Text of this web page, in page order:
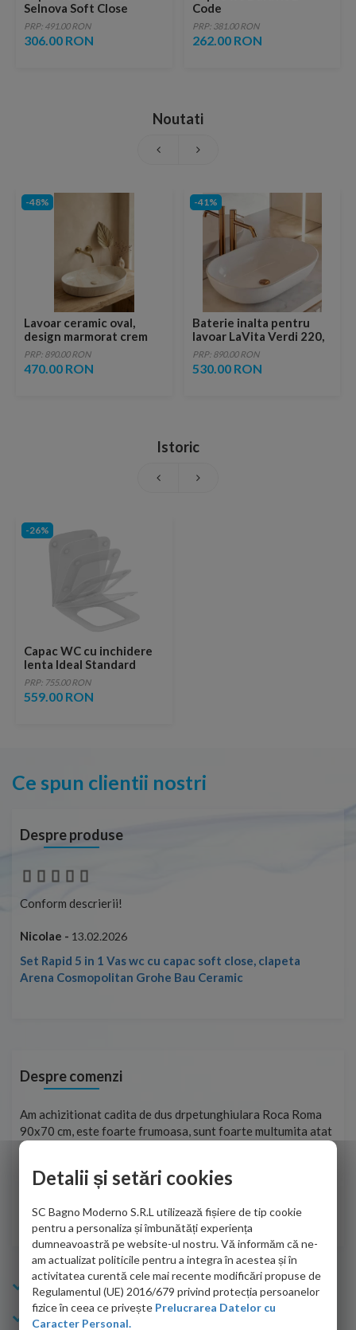
Selnova Soft Close
PRP: 491.00 RON
306.00 RON
Code
PRP: 381.00 RON
262.00 RON
Noutati
-48%
Lavoar ceramic oval,
design marmorat crem
lucios cu vene aurii,
ventil inclus
PRP: 890.00 RON
470.00 RON
-41%
Baterie inalta pentru
lavoar LaVita Verdi 220,
fara ventil, brushed
copper
PRP: 890.00 RON
530.00 RON
Istoric
-26%
Capac WC cu inchidere
lenta Ideal Standard
Blend Cube slim alb
lucios
PRP: 755.00 RON
559.00 RON
Ce spun clientii nostri
Despre produse
Conform descrierii!
Nicolae - 13.02.2026
Set Rapid 5 in 1 Vas wc cu capac soft close, clapeta
Arena Cosmopolitan Grohe Bau Ceramic
Despre comenzi
Am achizitionat cadita de dus drpetunghiulara Roca Roma
90x70 cm, este foarte frumoasa, sunt foarte multumita atat
de personalul firmei dvs. cu care am colaborat in obtinerea
adus coletul in siguranta.Numai bine, va doresc!
Sofrone Viviana -28.07.2026
Info Bagno
Cumparaturi
Detalii și setări cookies
SC Bagno Moderno S.R.L utilizează fișiere de tip cookie
pentru a personaliza și îmbunătăți experiența
dumneavoastră pe website-ul nostru. Vă informăm că ne-
am actualizat politicile pentru a integra în acestea și în
activitatea curentă cele mai recente modificări propuse de
Regulamentul (UE) 2016/679 privind protecția persoanelor
fizice în ceea ce privește Prelucrarea Datelor cu
Caracter Personal.